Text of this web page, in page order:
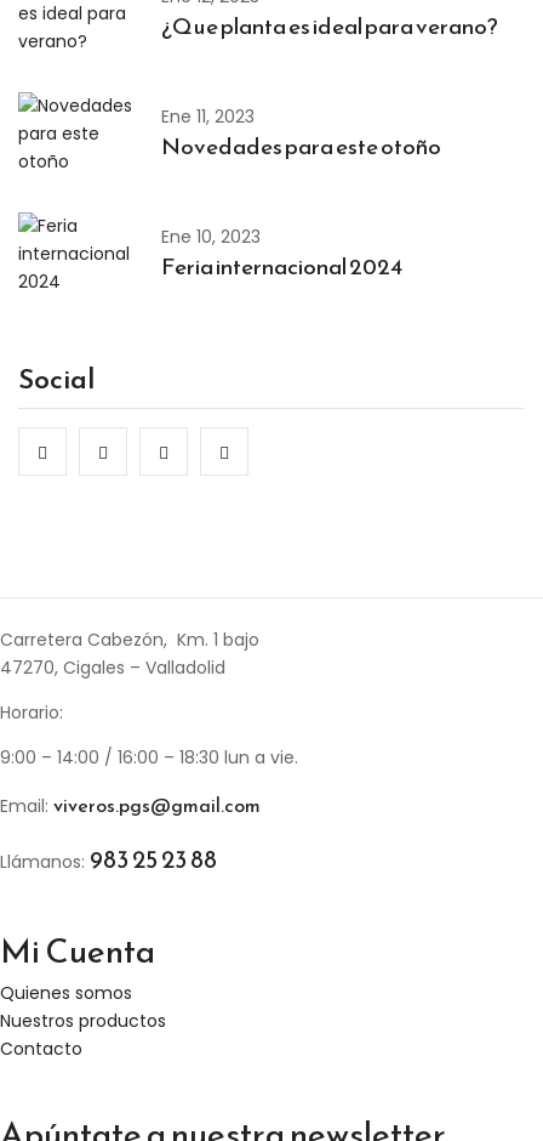
¿Que planta es ideal para verano?
Ene 11, 2023
Novedades para este otoño
Ene 10, 2023
Feria internacional 2024
Social
Carretera Cabezón, Km. 1 bajo
47270, Cigales – Valladolid
Horario:
9:00 – 14:00 / 16:00 – 18:30 lun a vie.
Email: viveros.pgs@gmail.com
Llámanos: 983 25 23 88
Mi Cuenta
Quienes somos
Nuestros productos
Contacto